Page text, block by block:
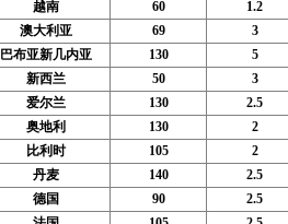
越南 60
1.2
澳大利亚 69
3
巴布亚新几内亚 130
5
新西兰 50
3
爱尔兰 130
2.5
奥地利 130
2
比利时 105
2
丹麦 140
2.5
德国 90
2.5